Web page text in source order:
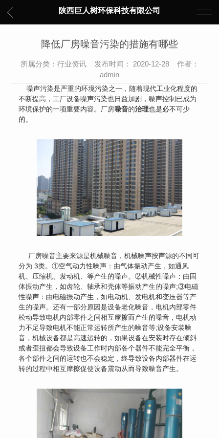
陕西巨人树环保科技有限公司
降低厂房噪音污染的措施有哪些
所属分类：行业资讯 发布时间： 2020-12-28 作者：
admin
噪声污染是严重的环境污染之一，随着现代工业化程度的
不断提高，工厂设备噪声污染也日益加剧，噪声控制已成为
环境保护的一项重要内容。厂房噪音的治理也是必不可少
的。
厂房噪音主要来源是机械噪音，机械噪声按声源的不同可
分为 3类。①空气动力性噪声：由气体振动产生，如通风
机、压缩机、发动机、等产生的噪声。②机械性噪声：由固
体振动产生，如齿轮、轴承和壳体等振动产生的噪声;③电磁
性噪声：由电磁振动产生，如电动机、发电机和变压器等产
生的噪声。还有一部分原因是设备老化噪音，电机内部零件
松动导致电机内部零件之间相互摩擦而产生的噪音，电机动
力不足导致电机不能正常运转所产生的噪音等;设备安装噪
音，机械设备都是高速运转的，如果设备在安装时存在倾斜
或者歪扭都会导致设备工作时内部各个器件不能完全平衡，
各个部件之间的运转也不会稳定，终导致设备内部器件在运
转的过程中相互摩擦促使设备震动从而导致噪音产生。